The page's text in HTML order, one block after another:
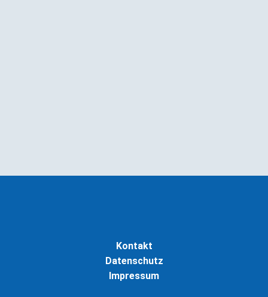
Kontakt
Datenschutz
Impressum